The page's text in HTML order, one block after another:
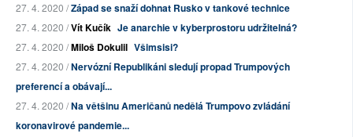
27. 4. 2020 /Západ se snaží dohnat Rusko v tankové technice
27. 4. 2020 /Vít Kučík Je anarchie v kyberprostoru udržitelná?
27. 4. 2020 /Miloš Dokulil Všimsisi?
27. 4. 2020 /Nervózní Republikáni sledují propad Trumpových
preferencí a obávají...
27. 4. 2020 /Na většinu Američanů nedělá Trumpovo zvládání
koronavirové pandemie...